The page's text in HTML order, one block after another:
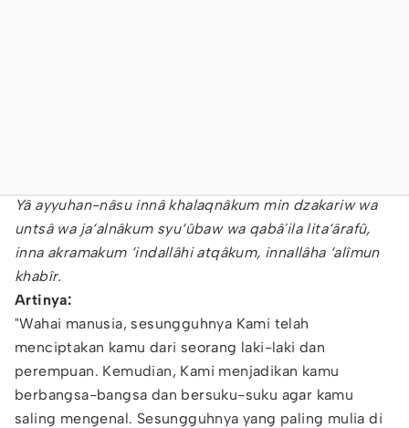
Yâ ayyuhan-nâsu innâ khalaqnâkum min dzakariw wa
untsâ wa ja‘alnâkum syu‘ûbaw wa qabâ'ila lita‘ârafû,
inna akramakum ‘indallâhi atqâkum, innallâha ‘alîmun
khabîr.
Artinya:
"Wahai manusia, sesungguhnya Kami telah
menciptakan kamu dari seorang laki-laki dan
perempuan. Kemudian, Kami menjadikan kamu
berbangsa-bangsa dan bersuku-suku agar kamu
saling mengenal. Sesungguhnya yang paling mulia di